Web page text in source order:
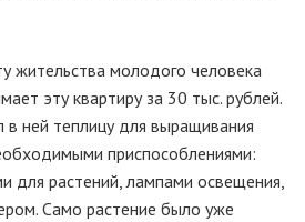
жительства молодого человека
эту квартиру за 30 тыс. рублей.
ней теплицу для выращивания
приспособлениями:
для растений, лампами освещения,
Само растение было уже